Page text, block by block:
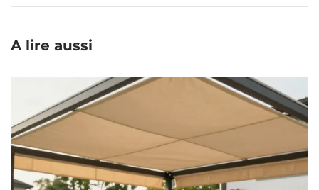
A lire aussi